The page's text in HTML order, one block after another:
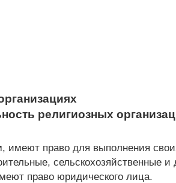
религиозных
имеют право для выполнения
сельскохозяйственные и
право юридического лица.